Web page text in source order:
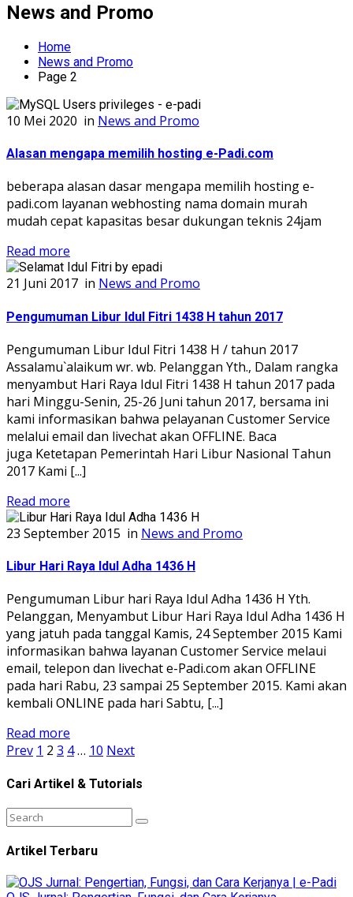
News and Promo
Home
News and Promo
Page 2
10 Mei 2020 in News and Promo
Alasan mengapa memilih hosting e-Padi.com
beberapa alasan dasar mengapa memilih hosting e-
padi.com layanan webhosting nama domain murah
mudah cepat kapasitas besar dukungan teknis 24jam
Read more
21 Juni 2017 in News and Promo
Pengumuman Libur Idul Fitri 1438 H tahun 2017
Pengumuman Libur Idul Fitri 1438 H / tahun 2017
Assalamu`alaikum wr. wb. Pelanggan Yth., Dalam rangka
menyambut Hari Raya Idul Fitri 1438 H tahun 2017 pada
hari Minggu-Senin, 25-26 Juni tahun 2017, bersama ini
kami informasikan bahwa pelayanan Customer Service
melalui email dan livechat akan OFFLINE. Baca
juga Ketetapan Pemerintah Hari Libur Nasional Tahun
2017 Kami [...]
Read more
23 September 2015 in News and Promo
Libur Hari Raya Idul Adha 1436 H
Pengumuman Libur hari Raya Idul Adha 1436 H Yth.
Pelanggan, Menyambut Libur Hari Raya Idul Adha 1436 H
yang jatuh pada tanggal Kamis, 24 September 2015 Kami
informasikan bahwa layanan Customer Service melaui
email, telepon dan livechat e-Padi.com akan OFFLINE
pada hari Rabu, 23 sampai 25 September 2015. Kami akan
kembali ONLINE pada hari Sabtu, [...]
Read more
Prev 1 2 3 4… 10 Next
Cari Artikel & Tutorials
Artikel Terbaru